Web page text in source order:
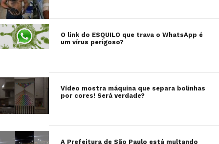
O link do ESQUILO que trava o WhatsApp é
um vírus perigoso?
Vídeo mostra máquina que separa bolinhas
por cores! Será verdade?
A Prefeitura de São Paulo está multando